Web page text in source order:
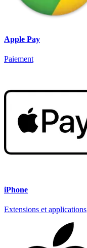
Apple Pay
Paiement
iPhone
Extensions et applications